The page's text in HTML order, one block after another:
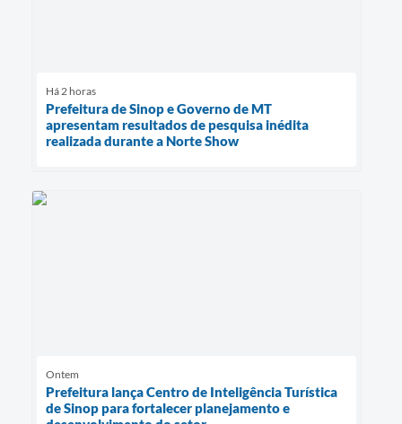
Há 2 horas
Prefeitura de Sinop e Governo de MT
apresentam resultados de pesquisa inédita
realizada durante a Norte Show
Ontem
Prefeitura lança Centro de Inteligência Turística
de Sinop para fortalecer planejamento e